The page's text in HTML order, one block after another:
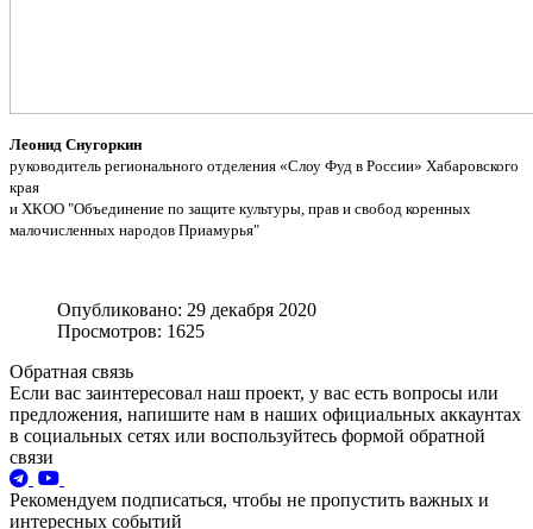
Леонид Снугоркин
руководитель регионального отделения «Слоу Фуд в России» Хабаровского
края
и ХКОО "Объединение по защите культуры, прав и свобод коренных
малочисленных народов Приамурья"
Опубликовано: 29 декабря 2020
Просмотров: 1625
Обратная связь
Если вас заинтересовал наш проект, у вас есть вопросы или
предложения, напишите нам в наших официальных аккаунтах
в социальных сетях или воспользуйтесь формой обратной
связи
Рекомендуем подписаться, чтобы не пропустить важных и
интересных событий